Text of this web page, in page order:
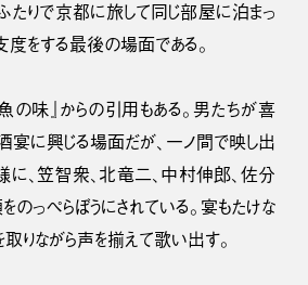
たりで京都に旅して同じ部屋に泊まっ
度をする最後の場面である。
魚の味』からの引用もある。男たちが喜
宴に興じる場面だが、一ノ間で映し出
に、笠智衆、北竜二、中村伸郎、佐分
のっぺらぼうにされている。宴もたけな
りながら声を揃えて歌い出す。